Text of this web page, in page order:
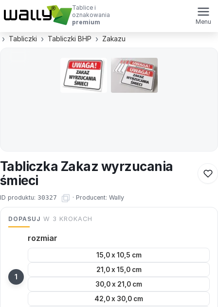
Tablice i
oznakowania
premium
Menu
Tabliczki Tabliczki BHP Zakazu
Tabliczka Zakaz wyrzucania
śmieci
ID produktu: 30327 · Producent: Wally
DOPASUJ W 3 KROKACH
rozmiar
15,0 x 10,5 cm
21,0 x 15,0 cm
30,0 x 21,0 cm
42,0 x 30,0 cm